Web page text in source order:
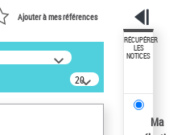
Ajouter à mes références
20
résultats/page
RÉCUPÉRER
LES
NOTICES
Ma